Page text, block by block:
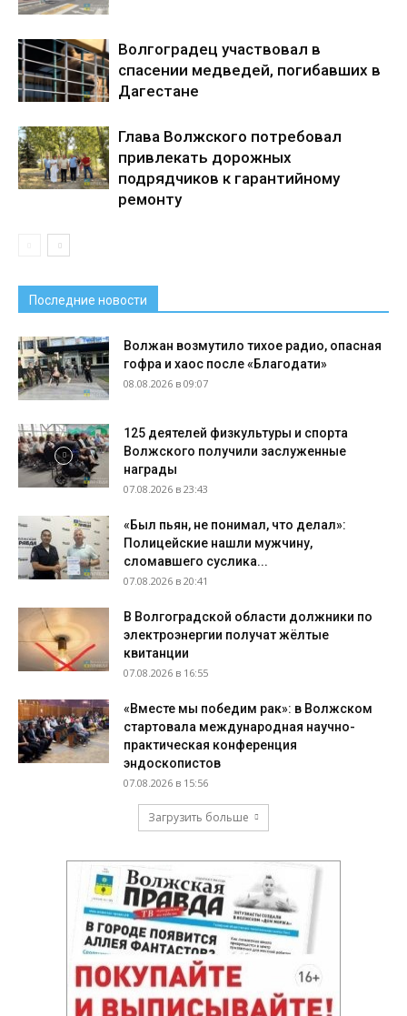
Волгоградец участвовал в
спасении медведей, погибавших в
Дагестане
Глава Волжского потребовал
привлекать дорожных
подрядчиков к гарантийному
ремонту
Последние новости
Волжан возмутило тихое радио, опасная
гофра и хаос после «Благодати»
08.08.2026 в 09:07
125 деятелей физкультуры и спорта
Волжского получили заслуженные
награды
07.08.2026 в 23:43
«Был пьян, не понимал, что делал»:
Полицейские нашли мужчину,
сломавшего суслика...
07.08.2026 в 20:41
В Волгоградской области должники по
электроэнергии получат жёлтые
квитанции
07.08.2026 в 16:55
«Вместе мы победим рак»: в Волжском
стартовала международная научно-
практическая конференция
эндоскопистов
07.08.2026 в 15:56
Загрузить больше